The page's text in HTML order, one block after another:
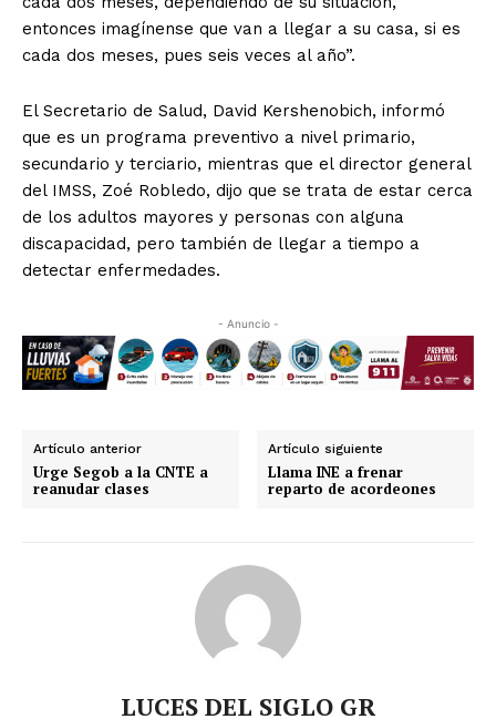
entonces imagínense que van a llegar a su casa, si es
cada dos meses, pues seis veces al año”.
El Secretario de Salud, David Kershenobich, informó
que es un programa preventivo a nivel primario,
secundario y terciario, mientras que el director general
del IMSS, Zoé Robledo, dijo que se trata de estar cerca
de los adultos mayores y personas con alguna
discapacidad, pero también de llegar a tiempo a
detectar enfermedades.
- Anuncio -
Artículo anterior
Urge Segob a la CNTE a
reanudar clases
Artículo siguiente
Llama INE a frenar
reparto de acordeones
LUCES DEL SIGLO GR